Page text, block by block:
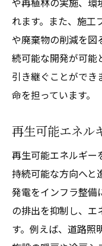
れます。また、施工
や廃棄物の削減を図
続可能な開発が可能
引き継ぐことができ
命を担っています。
再生可能エネル
再生可能エネルギー
持続可能な方向へと
発電をインフラ整備
の排出を抑制し、エ
す。例えば、道路照